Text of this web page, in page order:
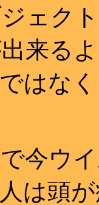
ェク
来る
はな
今ウ
は頭